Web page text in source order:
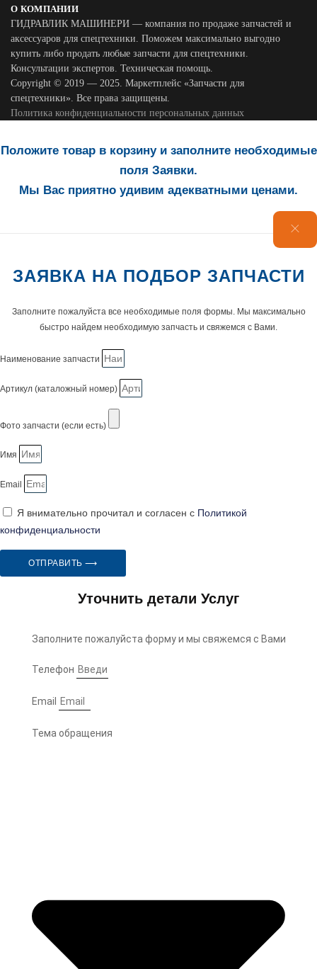
О КОМПАНИИ
ГИДРАВЛИК МАШИНЕРИ — компания по продаже запчастей и
аксессуаров для спецтехники. Поможем максимально выгодно
купить либо продать любые запчасти для спецтехники.
Консультации экспертов. Техническая помощь.
Copyright © 2019 — 2025. Маркетплейс «Запчасти для
спецтехники». Все права защищены.
Политика конфиденциальности персональных данных
Положите товар в корзину и заполните необходимые
поля Заявки.
Мы Вас приятно удивим адекватными ценами.
ЗАЯВКА НА ПОДБОР ЗАПЧАСТИ
Заполните пожалуйста все необходимые поля формы. Мы максимально
быстро найдем необходимую запчасть и свяжемся с Вами.
Наименование запчасти
Артикул (каталожный номер)
Фото запчасти (если есть)
Имя
Email
Я внимательно прочитал и согласен с Политикой
конфиденциальности
ОТПРАВИТЬ ⟶
Уточнить детали Услуг
Заполните пожалуйста форму и мы свяжемся с Вами
Телефон
Email
Тема обращения